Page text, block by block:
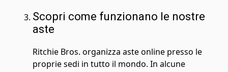
Scopri come funzionano le nostre
aste
Ritchie Bros. organizza aste online presso le
proprie sedi in tutto il mondo. In alcune